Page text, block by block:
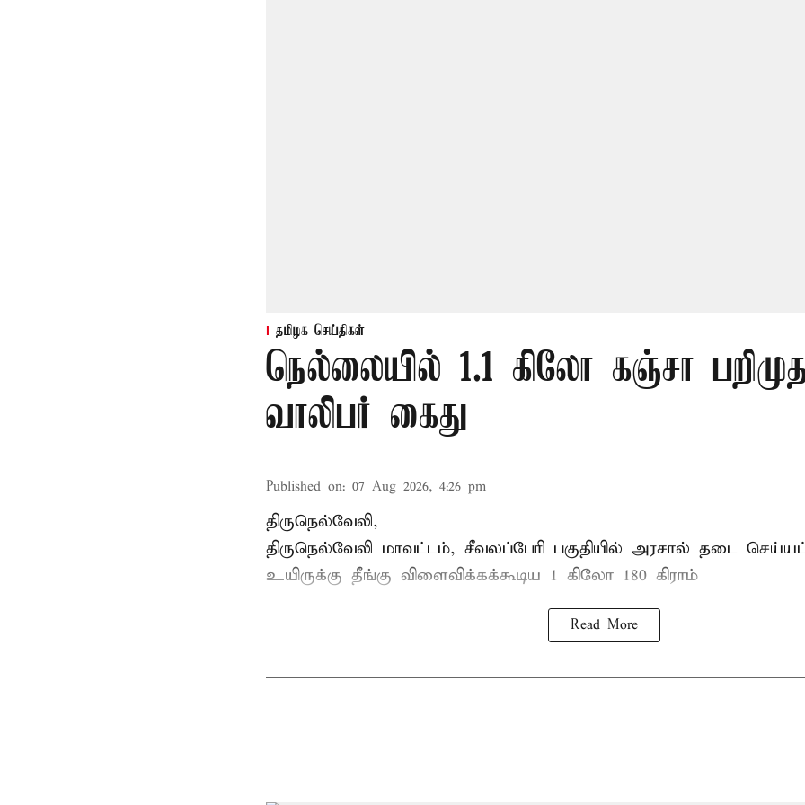
தமிழக செய்திகள்
நெல்லையில் 1.1 கிலோ கஞ்சா
வாலிபர் கைது
Published on: 07 Aug 2026, 4:26 pm
திருநெல்வேலி,
திருநெல்வேலி மாவட்டம், சீவலப்பேரி பகுதியில் அரசால் தடை
உயிருக்கு தீங்கு விளைவிக்கக்கூடிய 1 கிலோ 180 கிராம்
Read More